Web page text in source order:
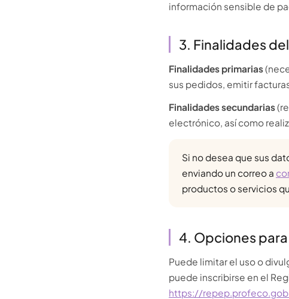
información sensible de
3. Finalidades
Finalidades primarias
sus pedidos, emitir
Finalidades secundarias
electrónico, así como
Si no desea que sus
enviando un correo a
productos o servicios
4. Opciones
Puede limitar el uso o
puede inscribirse en el
https://